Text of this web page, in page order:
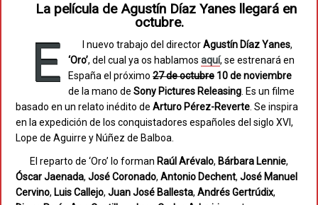
La película de Agustín Díaz Yanes llegará en
octubre.
E l nuevo trabajo del directorAgustín DíazYanes,
‘Oro’, del cual ya os hablamos aquí, se estrenará en
España el próximo 27 de octubre 10 de noviembre
de la mano de Sony Pictures Releasing. Es un filme
basado en un relato inédito de Arturo Pérez-Reverte. Se inspira
en la expedición de los conquistadores españoles del siglo XVI,
Lope de Aguirre y Núñez de Balboa.
El reparto de ‘Oro’ lo forman Raúl Arévalo, Bárbara Lennie,
ÓscarJaenada, JoséCoronado, Antonio Dechent, José Manuel
Cervino, LuisCallejo, JuanJosé Ballesta, AndrésGertrúdix,